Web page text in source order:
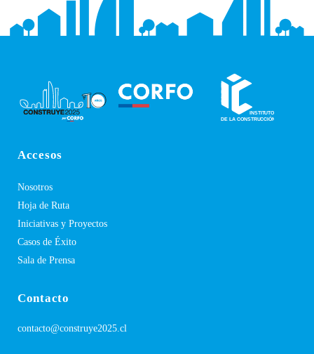
Accesos
Nosotros
Hoja de Ruta
Iniciativas y Proyectos
Casos de Éxito
Sala de Prensa
Contacto
contacto@construye2025.cl